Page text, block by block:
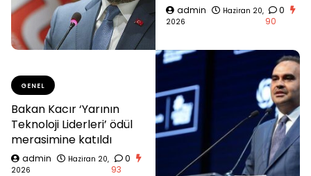
admin
Haziran 20,
2026
0
90
GENEL
Bakan Kacır ‘Yarının
Teknoloji Liderleri’ ödül
merasimine katıldı
admin
Haziran 20,
2026
0
93